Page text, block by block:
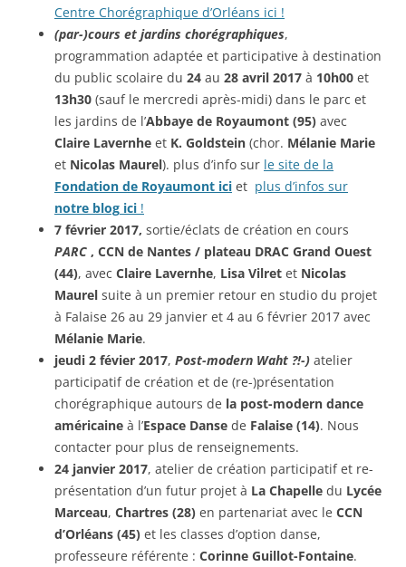
Centre Chorégraphique d’Orléans ici !
(par-)cours et jardins chorégraphiques,
programmation adaptée et participative à destination
du public scolaire du 24 au 28 avril 2017 à 10h00 et
13h30 (sauf le mercredi après-midi) dans le parc et
les jardins de l’Abbaye de Royaumont (95) avec
Claire Lavernhe et K. Goldstein (chor. Mélanie Marie
et Nicolas Maurel). plus d’info sur le site de la
Fondation de Royaumont ici et plus d’infos sur
notre blog ici !
7 février 2017, sortie/éclats de création en cours
PARC , CCN de Nantes / plateau DRAC Grand Ouest
(44), avec Claire Lavernhe, Lisa Vilret et Nicolas
Maurel suite à un premier retour en studio du projet
à Falaise 26 au 29 janvier et 4 au 6 février 2017 avec
Mélanie Marie.
jeudi 2 févier 2017, Post-modern Waht ?!-) atelier
participatif de création et de (re-)présentation
chorégraphique autours de la post-modern dance
américaine à l’Espace Danse de Falaise (14). Nous
contacter pour plus de renseignements.
24 janvier 2017, atelier de création participatif et re-
présentation d’un futur projet à La Chapelle du Lycée
Marceau, Chartres (28) en partenariat avec le CCN
d’Orléans (45) et les classes d’option danse,
professeure référente : Corinne Guillot-Fontaine.